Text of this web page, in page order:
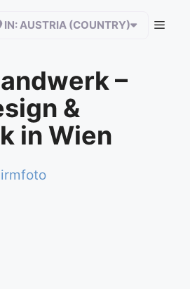
IN: AUSTRIA (COUNTRY)
–
&
in Wien